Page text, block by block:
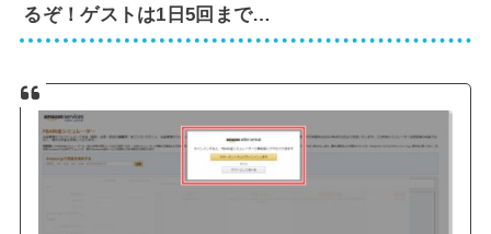
るぞ！ゲストは1日5回まで…